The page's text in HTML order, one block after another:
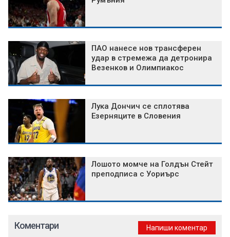
ПАО нанесе нов трансферен
удар в стремежа да детронира
Везенков и Олимпиакос
Лука Дончич се сплотява
Езерняците в Словения
Лошото момче на Голдън Стейт
преподписа с Уориърс
Коментари Напиши коментар